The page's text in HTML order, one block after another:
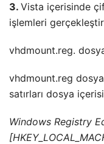
3. Vista içerisinde
işlemleri
vhdmount.reg.
vhdmount.reg
satırları dosya
Windows Registry